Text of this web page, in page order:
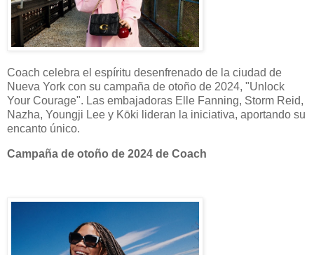
Coach celebra el espíritu desenfrenado de la ciudad de
Nueva York con su campaña de otoño de 2024, "Unlock
Your Courage". Las embajadoras Elle Fanning, Storm Reid,
Nazha, Youngji Lee y Kōki lideran la iniciativa, aportando su
encanto único.
Campaña de otoño de 2024 de Coach